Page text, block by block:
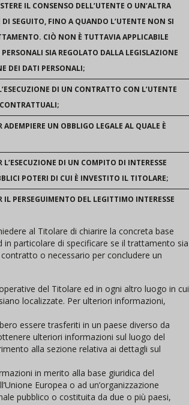
IL CONSENSO DELL’UTENTE O UN’ALTRA
DI SEGUITO, FINO A QUANDO L’UTENTE NON SI
CIÒ NON È TUTTAVIA APPLICABILE
SIA REGOLATO DALLA LEGISLAZIONE
DEI DATI PERSONALI;
DI UN CONTRATTO CON L’UTENTE
UN OBBLIGO LEGALE AL QUALE È
DI UN COMPITO DI INTERESSE
POTERI DI CUI È INVESTITO IL TITOLARE;
PERSEGUIMENTO DEL LEGITTIMO INTERESSE
al Titolare di chiarire la concreta base
in particolare di specificare se il trattamento sia
o necessario per concludere un
del Titolare ed in ogni altro luogo in cui
localizzate. Per ulteriori informazioni,
essere trasferiti in un paese diverso da
ulteriori informazioni sul luogo del
alla sezione relativa ai dettagli sul
in merito alla base giuridica del
Europea o ad un’organizzazione
pubblico o costituita da due o più paesi,